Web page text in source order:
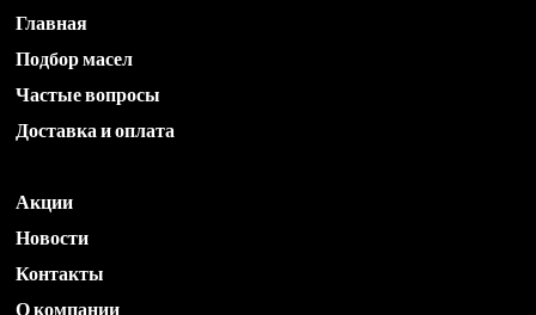
Главная
Подбор масел
Частые вопросы
Доставка и оплата
Акции
Новости
Контакты
О компании